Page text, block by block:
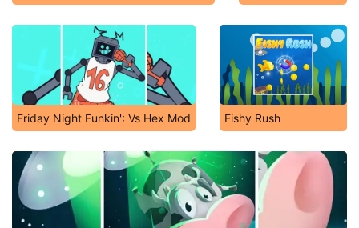
Friday Night Funkin': Vs Hex Mod Fishy Rush